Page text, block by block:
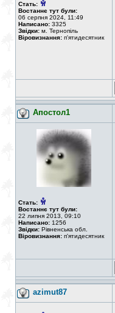
Стать:
Востаннє тут були:
06 серпня 2024, 11:49
Написано: 3325
Звідки: м. Тернопіль
Віровизнання: п'ятидесятник
Апостол1
Стать:
Востаннє тут були:
22 липня 2013, 09:10
Написано: 1256
Звідки: Рівненська обл.
Віровизнання: п'ятидесятник
azimut87